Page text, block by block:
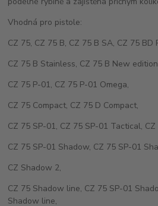
Vhodná pro pistole:
CZ 75, CZ 75 B, CZ 75 B SA, CZ 75 BD
CZ 75 B Stainless, CZ 75 B New
CZ 75 P-01, CZ 75 P-01 Omega,
CZ 75 Compact, CZ 75 D Compact,
CZ 75 SP-01, CZ 75 SP-01 Tactical,
CZ 75 SP-01 Shadow, CZ 75 SP-01
CZ Shadow 2,
CZ 75 Shadow line, CZ 75 SP-01
Shadow line,